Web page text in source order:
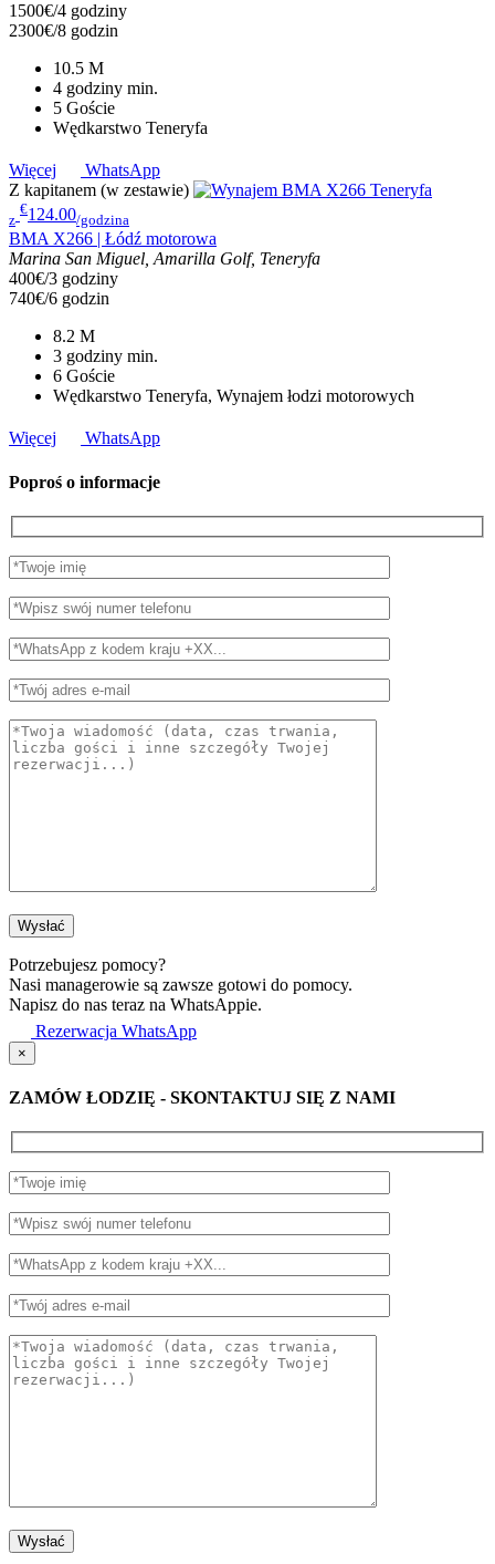
1500€/4 godziny
2300€/8 godzin
10.5 M
4 godziny min.
5 Goście
Wędkarstwo Teneryfa
Więcej
WhatsApp
Z kapitanem (w zestawie)
z
€124.00/godzina
BMA X266 | Łódź motorowa
Marina San Miguel, Amarilla Golf, Teneryfa
400€/3 godziny
740€/6 godzin
8.2 M
3 godziny min.
6 Goście
Wędkarstwo Teneryfa, Wynajem łodzi motorowych
Więcej WhatsApp
Poproś o informacje
Potrzebujesz pomocy?
Nasi managerowie są zawsze gotowi do pomocy.
Napisz do nas teraz na WhatsAppie.
Rezerwacja WhatsApp
×
ZAMÓW ŁODZIĘ - SKONTAKTUJ SIĘ Z NAMI